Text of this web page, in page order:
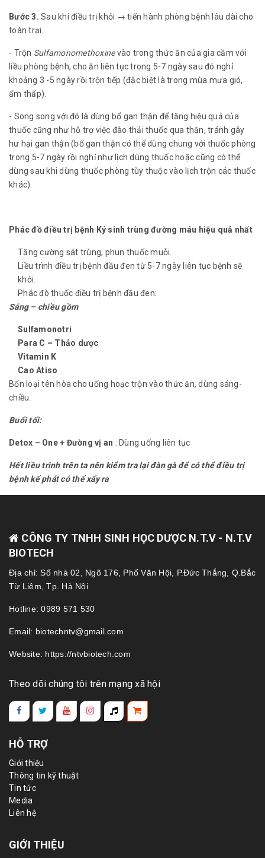
Bước 3. Sau khi điều trị khỏi → tiến hành phòng bệnh lâu dài cho
toàn trại.
- Trộn Sulfamonomethoxinevào trong thức ăn của gia cầm với
liều phòng bệnh, cho ăn liên tục trong 5-7 ngày sau đó nghỉ
khoảng 3 -5 ngày rồi trộn tiếp (đặc biệt là trong mùa mưa gió,
ẩm thấp).
- Song song với đó là dùng bổ gan thận để tăng hiệu quả của
thuốc cũng như hỗ trợ việc đào thải thuốc qua thận, tránh gây
hư hại gan thận (bổ gan thận có thể dùng chung với thuốc phòng
trong 5-7 ngày rồi nghỉ như lịch dùng thuốc hoặc cũng có thể
dùng sau khi dùng thuốc phòng tùy thuộc vào lịch trộn các thuốc
khác).
Phác đồ điều trị bệnh Ký sinh trùng đường máu hiệu quả nhất
Tăng cường sát trùng, phun thuốc muỗi.
Liều trình điều trị bệnh đầu đen từ 5-7 ngày liên tục bệnh sẽ
khỏi.
Phác đò thuốc điều trị bệnh đầu đen:
Sáng – chiều gồm
Sulfamonotri
Para C – Thảo dược
Vitamin K
Cao Atiso
Bốn loại tên hòa cho uống hoạc trộn vào thức ăn, dùng sáng-
chiều.
Buổi tối:
Detox – One + Đường vị an : Dùng uống liên tục
Hết liều trình trên ta nên kiểm tra lại đàn gà để có thể điều trị
bệnh kế phát có thể xẩy ra
CÔNG TY TNHH SINH HỌC DƯỢC N.T.V - N.T.V
BIOTECH
Địa chỉ: Số nhà 02, Ngõ 176, Phố Văn Hội, P.Đức Thắng, Q.Bắc
Từ Liêm, Tp. Hà Nội
Hotline: 0989 571 530
Email: biotechntv@gmail.com
Website: https://ntvbiotech.com
Theo dõi chúng tôi trên mạng xã hội
HỖ TRỢ
Giới thiệu
Thông tin kỹ thuật
Tin tức
Media
Liên hệ
GIỚI THIỆU